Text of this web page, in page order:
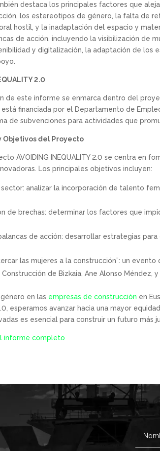
destaca los principales factores que
los estereotipos de género, la falta de
hostil, y la inadaptación del espacio y
de acción, incluyendo la visibilización de
y digitalización, la adaptación de los
2.0
de este informe se enmarca dentro del
está financiada por el Departamento de
de subvenciones para actividades que
Objetivos del Proyecto
AVOIDING INEQUALITY 2.0 se centra en
Los principales objetivos incluyen:
analizar la incorporación de talento
de brechas: determinar los factores que
de acción: desarrollar estrategias
las mujeres a la construcción”: un
de Bizkaia, Ane Alonso Méndez,
en las empresas de construcción en
2.0, esperamos avanzar hacia una mayor
es esencial para construir un futuro más
informe completo